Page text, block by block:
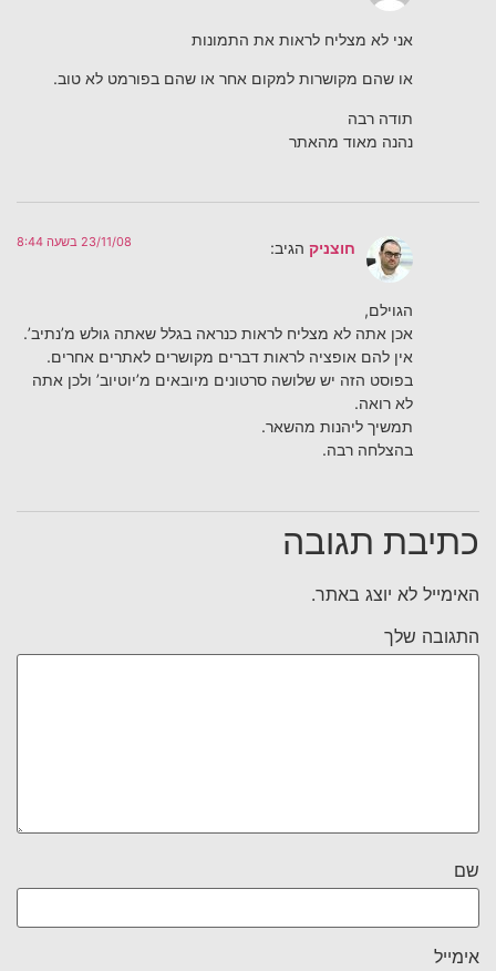
אני לא מצליח לראות את התמונות
או שהם מקושרות למקום אחר או שהם בפורמט לא טוב.
תודה רבה
נהנה מאוד מהאתר
חוצניק הגיב: 23/11/08 בשעה 8:44
הגוילם,
אכן אתה לא מצליח לראות כנראה בגלל שאתה גולש מ’נתיב’.
אין להם אופציה לראות דברים מקושרים לאתרים אחרים.
בפוסט הזה יש שלושה סרטונים מיובאים מ’יוטיוב’ ולכן אתה
לא רואה.
תמשיך ליהנות מהשאר.
בהצלחה רבה.
כתיבת תגובה
האימייל לא יוצג באתר.
התגובה שלך
שם
אימייל